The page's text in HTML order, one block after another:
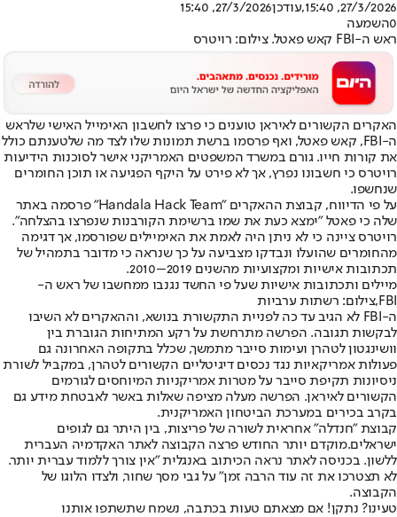
27/3/2026, 15:40
,עודכן27/3/2026, 15:40
0השמעה
ראש ה-FBI קאש פאטל. צילום: רויטרס
האקרים הקשורים לאיראן טוענים כי פרצו לחשבון האימייל האישי שלראש
ה-FBI, קאש פאטל
, ואף פרסמו ברשת תמונות שלו לצד מה שלטענתם כולל
את קורות חייו. גורם במשרד המשפטים האמריקני אישר לסוכנות הידיעות
רויטרס כי חשבונו נפרץ, אך לא פירט על היקף הפגיעה או תוכן החומרים
שנחשפו.
על פי הדיווח, קבוצת ההאקרים "Handala Hack Team" פרסמה באתר
שלה כי פאטל "ימצא כעת את שמו ברשימת הקורבנות שנפרצו בהצלחה".
רויטרס ציינה כי לא ניתן היה לאמת את האימיילים שפורסמו, אך דגימה
מהחומרים שהועלו ונבדקו מצביעה על כך שנראה כי מדובר בתמהיל של
תכתובות אישיות ומקצועיות מהשנים 2019–2010.
מיילים ותכתובות אישיות שעל פי החשד נגנבו ממחשבו של ראש ה-
FBI,צילום: רשתות ערביות
ה-FBI לא הגיב עד כה לפניית התקשורת בנושא, וההאקרים לא השיבו
לבקשות תגובה. הפרשה מתרחשת על רקע המתיחות הגוברת בין
וושינגטון לטהרן ועימות סייבר מתמשך, שכלל בתקופה האחרונה גם
פעולות אמריקאיות נגד נכסים דיגיטליים הקשורים לטהרן, במקביל לשורת
ניסיונות תקיפת סייבר על מטרות אמריקניות המיוחסים לגורמים
הקשורים לאיראן. הפרשה מעלה מציפה שאלות באשר לאבטחת מידע גם
בקרב בכירים במערכת הביטחון האמריקנית.
קבוצת "חנדלה" אחראית לשורה של פריצות, בין היתר גם לגופים
ישראלים.מוקדם יותר החודש פרצה הקבוצה לאתר האקדמיה העברית
ללשון. בכניסה לאתר נראה הכיתוב באנגלית "אין צורך ללמוד עברית יותר.
לא תצטרכו את זה עוד הרבה זמן" על גבי מסך שחור, ולצדו הלוגו של
הקבוצה.
טעינו? נתקן! אם מצאתם טעות בכתבה, נשמח שתשתפו אותנו